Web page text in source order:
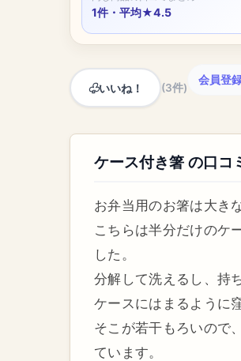
1件・平均★4.5
いいね！ (3件)
会員登
ケース付き箸 の口コ
お弁当用のお箸は大き
こちらは半分だけのケ
した。
分解して洗えるし、持
ケースにはまるように
そこが若干もろいので
ています。